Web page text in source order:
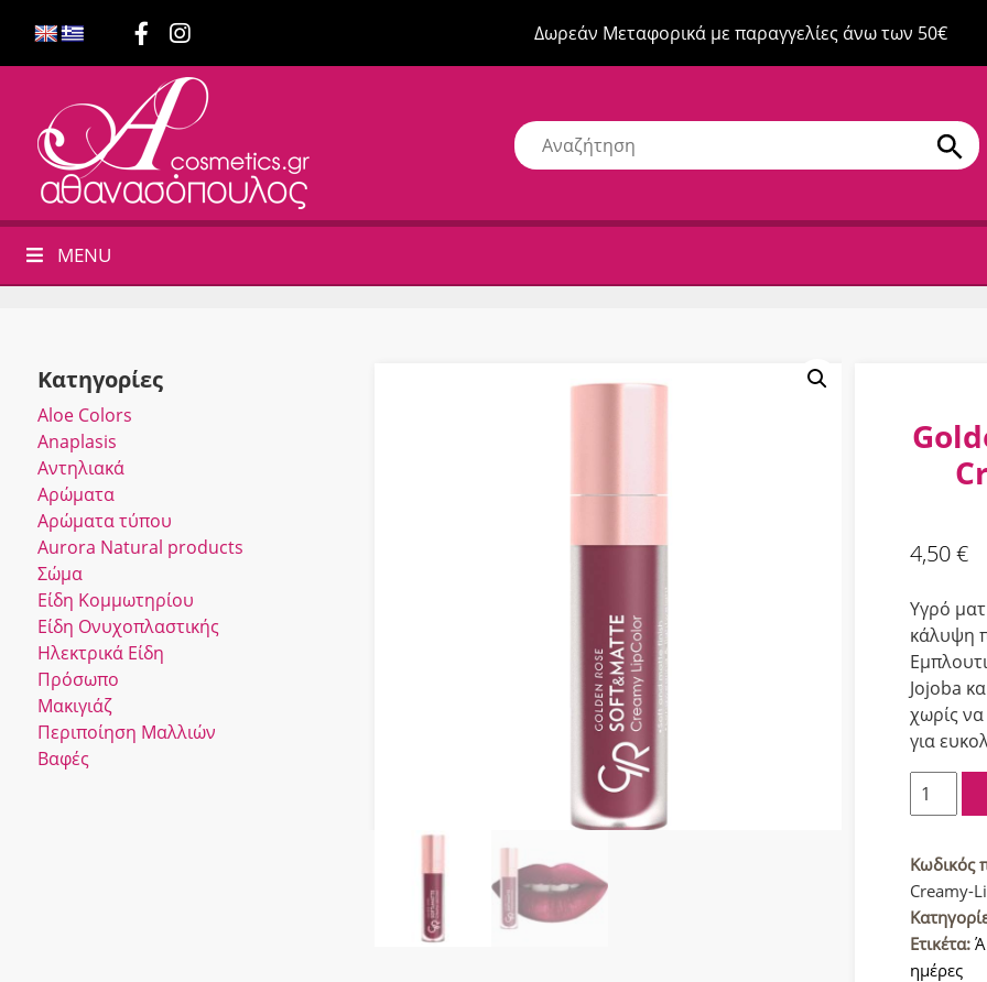
Δωρεάν Μεταφορικά με παραγγελίες άνω των 50€
MENU
Κατηγορίες
Αloe Colors
Anaplasis
Αντηλιακά
Αρώματα
Αρώματα τύπου
Αurora Νatural products
Σώμα
Είδη Κομμωτηρίου
Είδη Ονυχοπλαστικής
Ηλεκτρικά Είδη
Πρόσωπο
Μακιγιάζ
Περιποίηση Μαλλιών
Βαφές
4,50€
Υγρό
κάλυψη
Jojoba
χωρίς να
για
Golden
Rose
&
Ματ
Creamy
Κραγιόν
116
Κωδικός
Creamy-
Ετικέτα:
ημέρες